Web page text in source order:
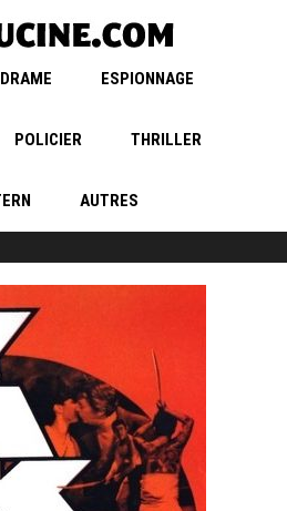
DRAME ESPIONNAGE
POLICIER THRILLER
AUTRES